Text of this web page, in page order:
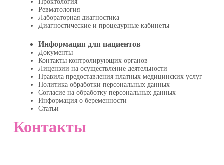
Проктология
Ревматология
Лабораторная диагностика
Диагностические и процедурные кабинеты
Информация для пациентов
Документы
Контакты контролирующих органов
Лицензии на осуществление деятельности
Правила предоставления платных медицинских услуг
Политика обработки персональных данных
Согласие на обработку персональных данных
Информация о беременности
Статьи
Контакты